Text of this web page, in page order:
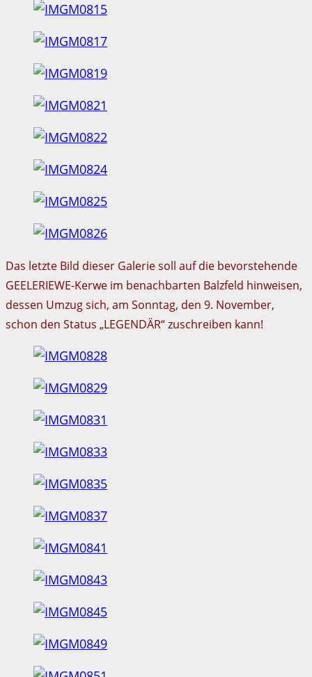
Das letzte Bild dieser Galerie soll auf die bevorstehende
GEELERIEWE-Kerwe im benachbarten Balzfeld hinweisen,
dessen Umzug sich, am Sonntag, den 9. November,
schon den Status „LEGENDÄR“ zuschreiben kann!